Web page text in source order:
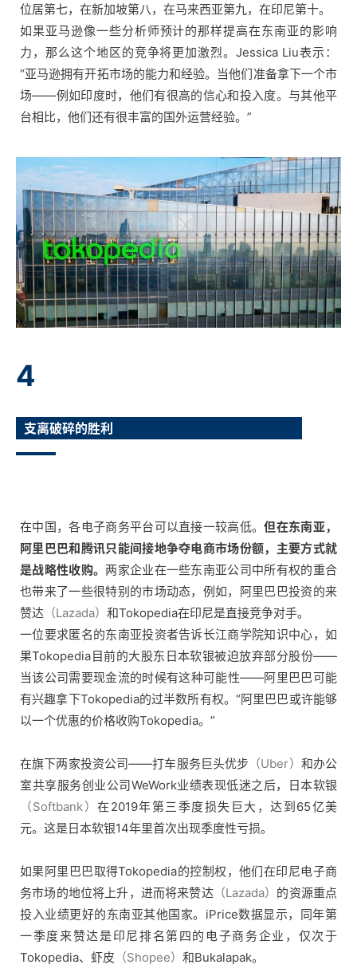
位居第七，在新加坡第八，在马来西亚第九，在印尼第十。
如果亚马逊像一些分析师预计的那样提高在东南亚的影响
力，那么这个地区的竞争将更加激烈。Jessica Liu表示：
“亚马逊拥有开拓市场的能力和经验。当他们准备拿下一个市
场——例如印度时，他们有很高的信心和投入度。与其他平
台相比，他们还有很丰富的国外运营经验。”
4
支离破碎的胜利
在中国，各电子商务平台可以直接一较高低。但在东南亚，
阿里巴巴和腾讯只能间接地争夺电商市场份额，主要方式就
是战略性收购。 两家企业在一些东南亚公司中所有权的重合
也带来了一些很特别的市场动态，例如，阿里巴巴投资的来
赞达 （Lazada） 和Tokopedia在印尼是直接竞争对手。
一位要求匿名的东南亚投资者告诉长江商学院知识中心，如
果Tokopedia目前的大股东日本软银被迫放弃部分股份——
当该公司需要现金流的时候有这种可能性——阿里巴巴可能
有兴趣拿下Tokopedia的过半数所有权。“阿里巴巴或许能够
以一个优惠的价格收购Tokopedia。”
在旗下两家投资公司——打车服务巨头优步 （Uber） 和办公
室共享服务创业公司WeWork业绩表现低迷之后，日本软银
（Softbank）在2019年第三季度损失巨大，达到65亿美
元。这是日本软银14年里首次出现季度性亏损。
如果阿里巴巴取得Tokopedia的控制权，他们在印尼电子商
务市场的地位将上升，进而将来赞达（Lazada） 的资源重点
投入业绩更好的东南亚其他国家。iPrice数据显示，同年第
一季度来赞达是印尼排名第四的电子商务企业，仅次于
Tokopedia、虾皮 （Shopee） 和Bukalapak。